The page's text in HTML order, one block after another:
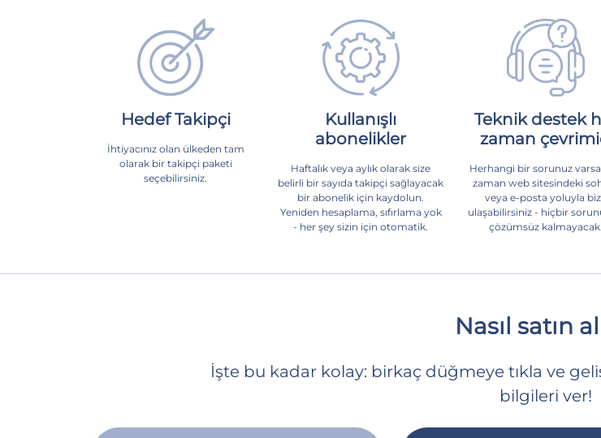
Hedef Takipçi
İhtiyacınız olan ülkeden tam
olarak bir takipçi paketi
seçebilirsiniz.
Kullanışlı
abonelikler
Haftalık veya aylık olarak size
belirli bir sayıda takipçi sağlayacak
bir abonelik için kaydolun.
Yeniden hesaplama, sıfırlama yok
- her şey sizin için otomatik.
Teknik destek
zaman
Herhangi bir sorunuz
zaman web sitesindeki
veya e-posta yoluyla
ulaşabilirsiniz - hiçbir
çözümsüz kalmayacak.
Nasıl satın
İşte bu kadar kolay: birkaç düğmeye tıkla ve
bilgileri ver!